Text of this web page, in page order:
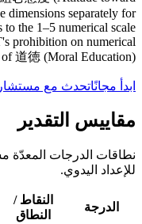
dimensions separately for
to the 1–5 numerical scale
prohibition on numerical
道徳 (Moral Education).
ابدأ مجانًاتحدث مع مستشار
مقاييس التقدير
للإعداد اليدوي.
الدرجة
النقاط /
النطاق